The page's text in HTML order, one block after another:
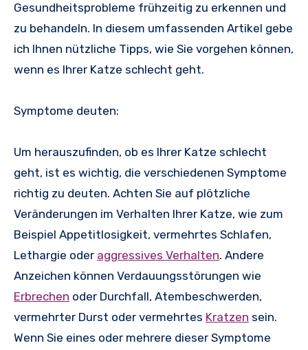
Gesundheitsprobleme frühzeitig zu erkennen und
zu behandeln. In diesem umfassenden Artikel gebe
ich Ihnen nützliche Tipps, wie Sie vorgehen können,
wenn es Ihrer Katze schlecht geht.
Symptome deuten:
Um herauszufinden, ob es Ihrer Katze schlecht
geht, ist es wichtig, die verschiedenen Symptome
richtig zu deuten. Achten Sie auf plötzliche
Veränderungen im Verhalten Ihrer Katze, wie zum
Beispiel Appetitlosigkeit, vermehrtes Schlafen,
Lethargie oder aggressives Verhalten. Andere
Anzeichen können Verdauungsstörungen wie
Erbrechen oder Durchfall, Atembeschwerden,
vermehrter Durst oder vermehrtes Kratzen sein.
Wenn Sie eines oder mehrere dieser Symptome